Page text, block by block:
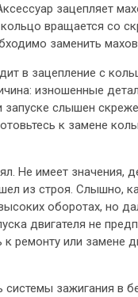
зацепляет
вращается со
заменить
в зацепление с
изношенные
запуске слышен
к замене
Не имеет значения,
из строя. Слышно,
оборотах, но
двигателя не
к ремонту или замене
системы зажигания в